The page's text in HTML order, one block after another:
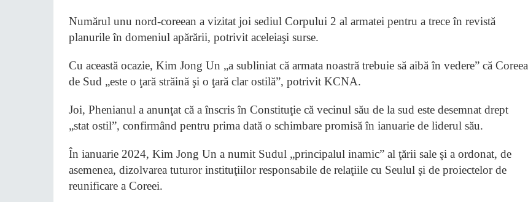
Numărul unu nord-coreean a vizitat joi sediul Corpului 2 al armatei pentru a trece în revistă
planurile în domeniul apărării, potrivit aceleiaşi surse.
Cu această ocazie, Kim Jong Un „a subliniat că armata noastră trebuie să aibă în vedere” că Coreea
de Sud „este o ţară străină şi o ţară clar ostilă”, potrivit KCNA.
Joi, Phenianul a anunţat că a înscris în Constituţie că vecinul său de la sud este desemnat drept
„stat ostil”, confirmând pentru prima dată o schimbare promisă în ianuarie de liderul său.
În ianuarie 2024, Kim Jong Un a numit Sudul „principalul inamic” al ţării sale şi a ordonat, de
asemenea, dizolvarea tuturor instituţiilor responsabile de relaţiile cu Seulul şi de proiectelor de
reunificare a Coreei.